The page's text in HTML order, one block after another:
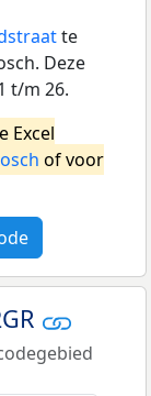
te
Deze
t/m 26.
Excel
of voor